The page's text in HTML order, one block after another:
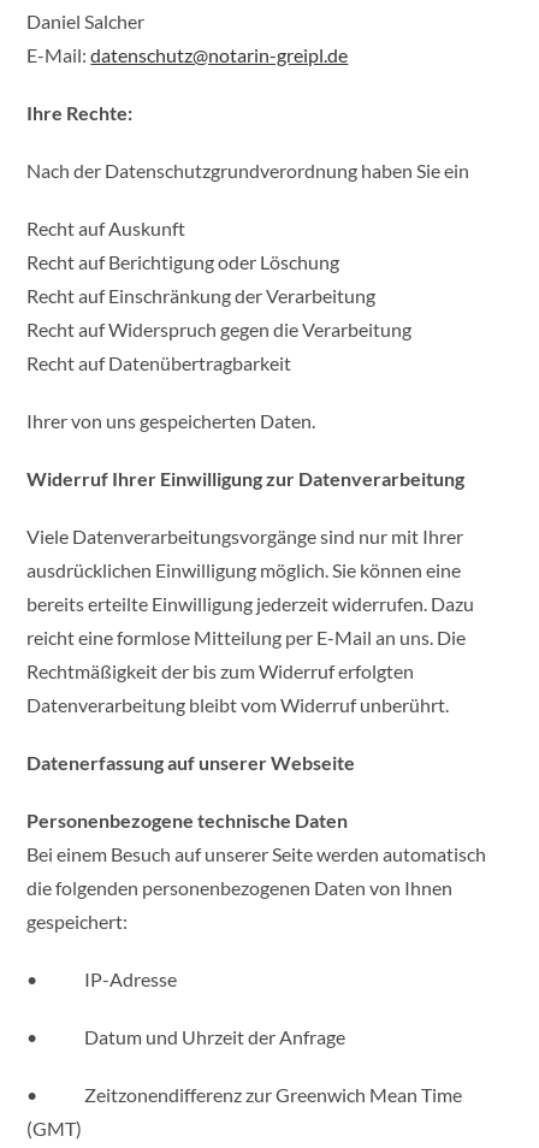
Daniel Salcher
E-Mail:datenschutz@notarin-greipl.de
Ihre Rechte:
Nach der Datenschutzgrundverordnung haben Sie ein
Recht auf Auskunft
Recht auf Berichtigung oder Löschung
Recht auf Einschränkung der Verarbeitung
Recht auf Widerspruch gegen die Verarbeitung
Recht auf Datenübertragbarkeit
Ihrer von uns gespeicherten Daten.
Widerruf Ihrer Einwilligung zur Datenverarbeitung
Viele Datenverarbeitungsvorgänge sind nur mit Ihrer
ausdrücklichen Einwilligung möglich. Sie können eine
bereits erteilte Einwilligung jederzeit widerrufen. Dazu
reicht eine formlose Mitteilung per E-Mail an uns. Die
Rechtmäßigkeit der bis zum Widerruf erfolgten
Datenverarbeitung bleibt vom Widerruf unberührt.
Datenerfassung auf unserer Webseite
Personenbezogene technische Daten
Bei einem Besuch auf unserer Seite werden automatisch
die folgenden personenbezogenen Daten von Ihnen
gespeichert:
• IP-Adresse
• Datum und Uhrzeit der Anfrage
• Zeitzonendifferenz zur Greenwich Mean Time
(GMT)